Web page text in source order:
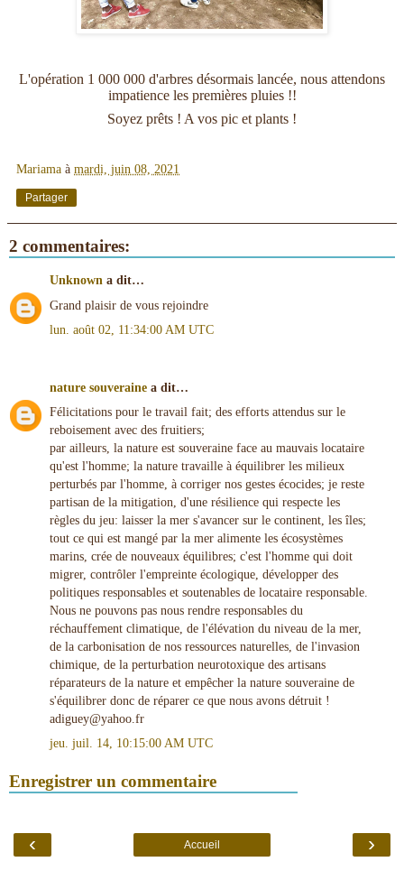
L'opération 1 000 000 d'arbres désormais lancée, nous attendons
impatience les premières pluies !!
Soyez prêts ! A vos pic et plants !
Mariama à mardi, juin 08, 2021
Partager
2 commentaires:
Unknown a dit…
Grand plaisir de vous rejoindre
lun. août 02, 11:34:00 AM UTC
nature souveraine a dit…
Félicitations pour le travail fait; des efforts attendus sur le
reboisement avec des fruitiers;
par ailleurs, la nature est souveraine face au mauvais locataire
qu'est l'homme; la nature travaille à équilibrer les milieux
perturbés par l'homme, à corriger nos gestes écocides; je reste
partisan de la mitigation, d'une résilience qui respecte les
règles du jeu: laisser la mer s'avancer sur le continent, les îles;
tout ce qui est mangé par la mer alimente les écosystèmes
marins, crée de nouveaux équilibres; c'est l'homme qui doit
migrer, contrôler l'empreinte écologique, développer des
politiques responsables et soutenables de locataire responsable.
Nous ne pouvons pas nous rendre responsables du
réchauffement climatique, de l'élévation du niveau de la mer,
de la carbonisation de nos ressources naturelles, de l'invasion
chimique, de la perturbation neurotoxique des artisans
réparateurs de la nature et empêcher la nature souveraine de
s'équilibrer donc de réparer ce que nous avons détruit !
adiguey@yahoo.fr
jeu. juil. 14, 10:15:00 AM UTC
Enregistrer un commentaire
‹ ›
Accueil